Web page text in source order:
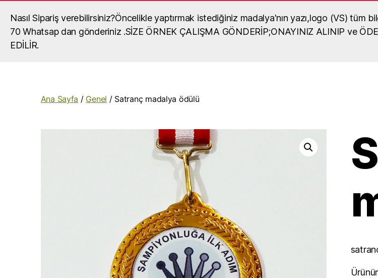
Nasıl Sipariş verebilirsiniz?Öncelikle yaptırmak istediğiniz madalya'nın yazı,logo (VS)
70 Whatsap dan gönderiniz .SİZE ÖRNEK ÇALIŞMA GÖNDERİP;ONAYINIZ ALINIP ve
EDİLİR.
Madalya, madalya yaptırma, okul madalya örneği
okullar,organizasyonlar,turnuvalar için madalya,madalya yaptırma, madalya
fiyatları,madalya örnekleri ve madalyalar hakkında görsel içerikli bilgiler
Ana Sayfa / Genel / Satranç madalya ödülü